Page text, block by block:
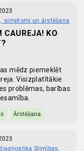
simptomi un ārstēšana
CAUREJA! KO
mēdz piemeklēt
Visizplatītākie
problēmas, barības
Ārstēšana
Slimības,